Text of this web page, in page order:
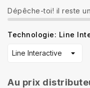
Dépêche-toi! il reste
Technologie: Line
Au prix